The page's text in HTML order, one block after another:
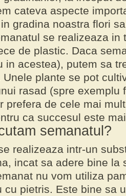
cateva aspecte
gradina noastra flori
se realizeaza in
de plastic. Daca
in acestea), putem sa
Unele plante se pot
rasad (spre exemplu
prefera de cele mai
ca succesul este
semanatul?
realizeaza intr-un
incat sa adere bine la
nu vom utiliza
cu pietris. Este bine sa